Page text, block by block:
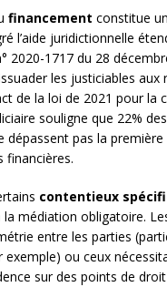
financement constitue
l’aide juridictionnelle
2020-1717 du 28
les justiciables aux
de la loi de 2021 pour la
souligne que 22%
dépassent pas la
financières.
contentieux
la médiation obligatoire.
entre les parties
exemple) ou ceux
sur des points de